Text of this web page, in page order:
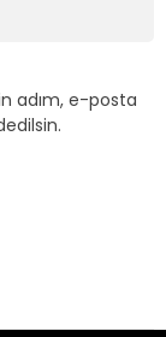
adım, e-posta